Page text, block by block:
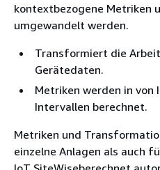
kontextbezogene Metriken
umgewandelt werden.
Transformiert die
Gerätedaten.
Metriken werden in von
Intervallen berechnet.
Metriken und
einzelne Anlagen als auch